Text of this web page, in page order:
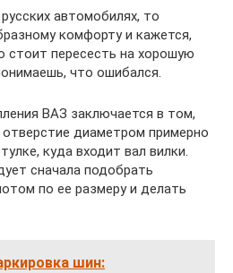
автомобилях, то
комфорту и кажется,
стоит пересесть на хорошую
что ошибался.
ВАЗ заключается в том,
диаметром примерно
куда входит вал вилки.
сначала подобрать
по ее размеру и делать
шин: